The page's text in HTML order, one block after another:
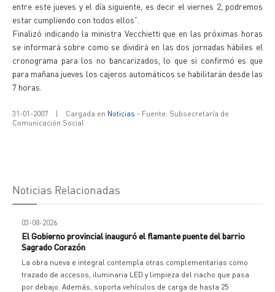
entre este jueves y el día siguiente, es decir el viernes 2, podremos
estar cumpliendo con todos ellos”.
Finalizó indicando la ministra Vecchietti que en las próximas horas
se informará sobre como se dividirá en las dos jornadas hábiles el
cronograma para los no bancarizados, lo que si confirmó es que
para mañana jueves los cajeros automáticos se habilitarán desde las
7 horas.
31-01-2007 | Cargada en Noticias - Fuente: Subsecretaría de
Comunicación Social
Noticias Relacionadas
03-08-2026
El Gobierno provincial inauguró el flamante puente del barrio
Sagrado Corazón
La obra nueva e integral contempla otras complementarias como
trazado de accesos, iluminaria LED y limpieza del riacho que pasa
por debajo. Además, soporta vehículos de carga de hasta 25